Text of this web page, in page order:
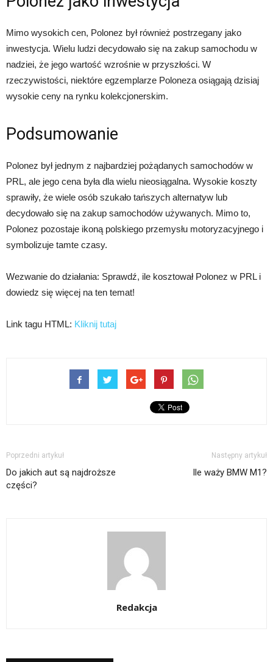
Mimo wysokich cen, Polonez był również postrzegany jako
inwestycja. Wielu ludzi decydowało się na zakup samochodu w
nadziei, że jego wartość wzrośnie w przyszłości. W
rzeczywistości, niektóre egzemplarze Poloneza osiągają dzisiaj
wysokie ceny na rynku kolekcjonerskim.
Podsumowanie
Polonez był jednym z najbardziej pożądanych samochodów w
PRL, ale jego cena była dla wielu nieosiągalna. Wysokie koszty
sprawiły, że wiele osób szukało tańszych alternatyw lub
decydowało się na zakup samochodów używanych. Mimo to,
Polonez pozostaje ikoną polskiego przemysłu motoryzacyjnego i
symbolizuje tamte czasy.
Wezwanie do działania: Sprawdź, ile kosztował Polonez w PRL i
dowiedz się więcej na ten temat!
Link tagu HTML: Kliknij tutaj
Poprzedni artykuł
Do jakich aut są najdroższe
części?
Następny artykuł
Ile waży BMW M1?
Redakcja